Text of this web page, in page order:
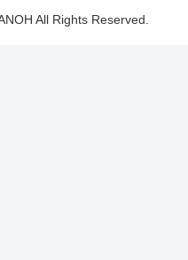
All Rights Reserved.